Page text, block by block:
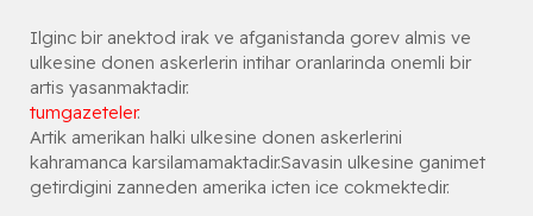
Ilginc bir anektod irak ve afganistanda gorev almis ve
ulkesine donen askerlerin intihar oranlarinda onemli bir
artis yasanmaktadir.
tumgazeteler.
Artik amerikan halki ulkesine donen askerlerini
kahramanca karsilamamaktadir.Savasin ulkesine ganimet
getirdigini zanneden amerika icten ice cokmektedir.